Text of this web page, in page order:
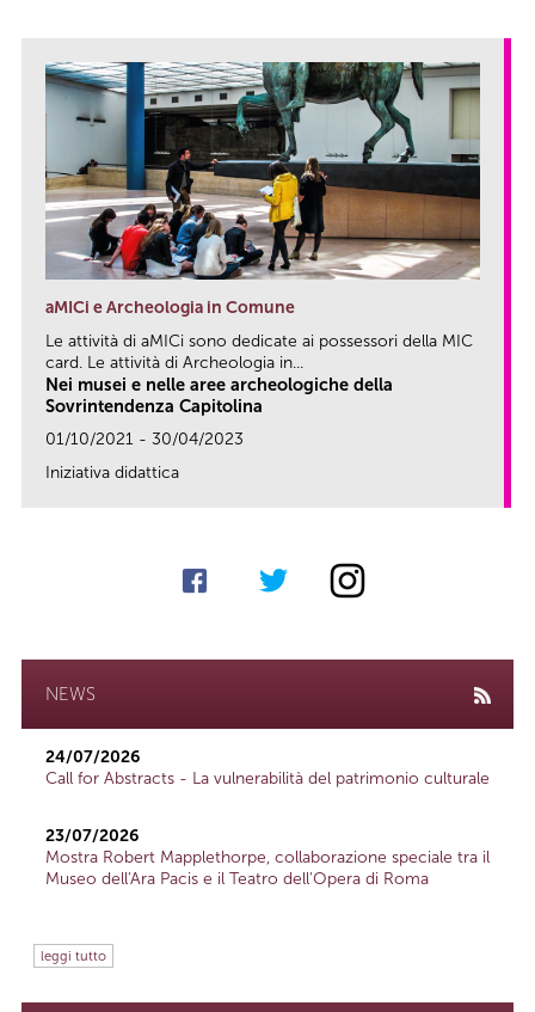
aMICi e Archeologia in Comune
Le attività di aMICi sono dedicate ai possessori della MIC
card. Le attività di Archeologia in...
Nei musei e nelle aree archeologiche della
Sovrintendenza Capitolina
01/10/2021 - 30/04/2023
Iniziativa didattica
NEWS
24/07/2026
Call for Abstracts - La vulnerabilità del patrimonio culturale
23/07/2026
Mostra Robert Mapplethorpe, collaborazione speciale tra il
Museo dell'Ara Pacis e il Teatro dell'Opera di Roma
leggi tutto